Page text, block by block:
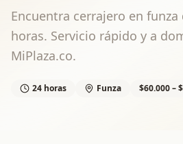
Encuentra cerrajero en
horas. Servicio rápido y a
MiPlaza.co.
24 horas Funza $60.000 –